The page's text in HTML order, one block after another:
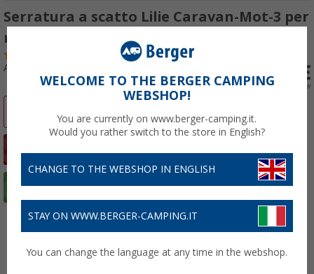
Serratura a scatto Lilie Caravan-Mot-3 per
mobili
Articolo n: 174270
WELCOME TO THE BERGER CAMPING
WEBSHOP!
You are currently on www.berger-camping.it.
Would you rather switch to the store in English?
CHANGE TO THE WEBSHOP IN ENGLISH
STAY ON WWW.BERGER-CAMPING.IT
You can change the language at any time in the webshop.